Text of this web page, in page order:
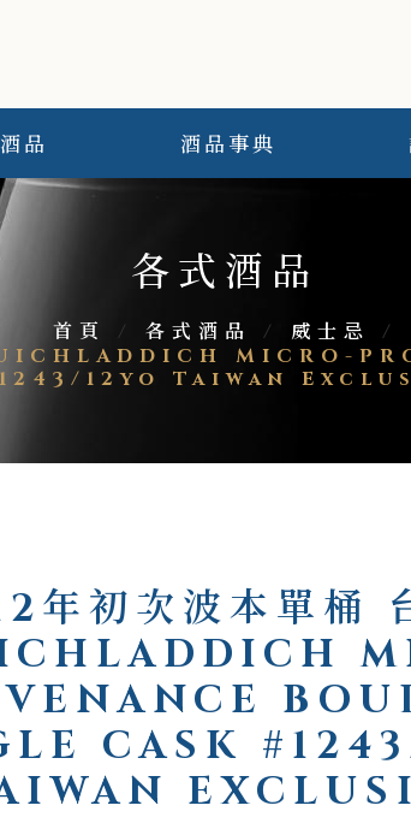
品 酒品事典
各式酒品
首頁 / 各式酒品 / 威士忌
/
12yo Taiwan
年初次波本單桶
CASK